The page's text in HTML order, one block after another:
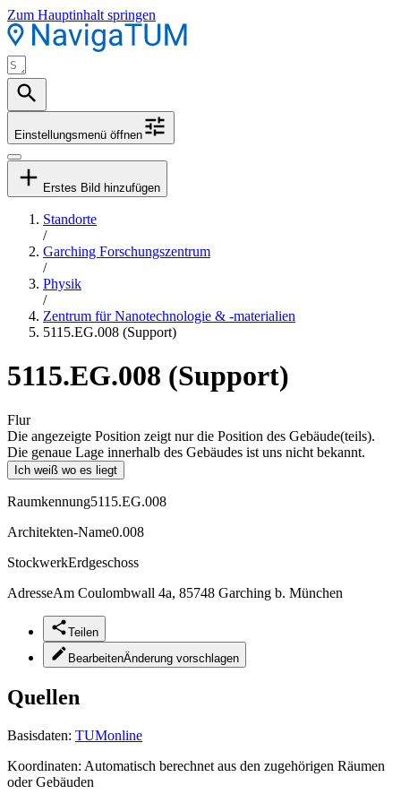
Zum Hauptinhalt springen
Einstellungsmenü öffnen
Erstes Bild hinzufügen
Standorte
/
Garching Forschungszentrum
/
Physik
/
Zentrum für Nanotechnologie & -materialien
5115.EG.008 (Support)
5115.EG.008 (Support)
Flur
Die angezeigte Position zeigt nur die Position des Gebäude(teils).
Die genaue Lage innerhalb des Gebäudes ist uns nicht bekannt.
Ich weiß wo es liegt
Raumkennung5115.EG.008
Architekten-Name0.008
StockwerkErdgeschoss
AdresseAm Coulombwall 4a, 85748 Garching b. München
Teilen
BearbeitenÄnderung vorschlagen
Quellen
Basisdaten: TUMonline
Koordinaten: Automatisch berechnet aus den zugehörigen Räumen
oder Gebäuden